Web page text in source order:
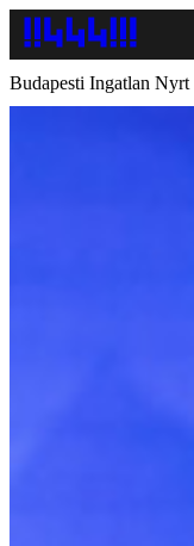
Budapesti Ingatlan Nyrt